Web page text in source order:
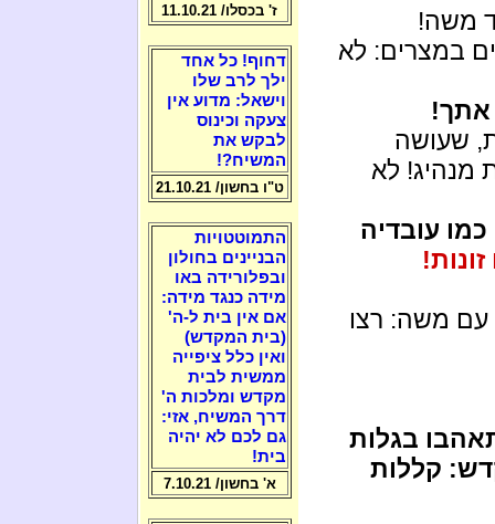
משה!
במצרים: לא
שעושה
מנהיג! לא
כמו עובדיה
עם משה: רצו
בגלות
קללות
ז' בכסלו/ 11.10.21
דחוף! כל אחד
ילך לרב שלו
וישאל: מדוע אין
צעקה וכינוס
לבקש את
המשיח?!
ט"ו בחשון/ 21.10.21
התמוטטויות
הבניינים בחולון
ובפלורידה באו
מידה כנגד מידה:
אם אין בית ל-ה'
(בית המקדש)
ואין כלל ציפייה
ממשית לבית
מקדש ומלכות ה'
דרך המשיח, אזי:
גם לכם לא יהיה
בית!
א' בחשון/ 7.10.21